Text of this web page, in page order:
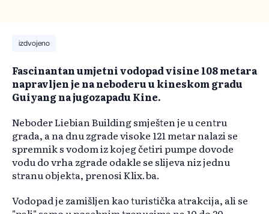
izdvojeno
Fascinantan umjetni vodopad visine 108 metara
napravljen je na neboderu u kineskom gradu
Guiyang na jugozapadu Kine.
Neboder Liebian Building smješten je u centru
grada, a na dnu zgrade visoke 121 metar nalazi se
spremnik s vodom iz kojeg četiri pumpe dovode
vodu do vrha zgrade odakle se slijeva niz jednu
stranu objekta, prenosi Klix.ba.
Vodopad je zamišljen kao turistička atrakcija, ali se